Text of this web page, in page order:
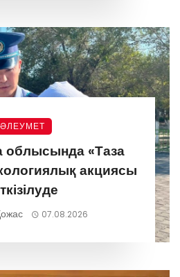
ӘЛЕУМЕТ
«Таза
акциясы
07.08.2026